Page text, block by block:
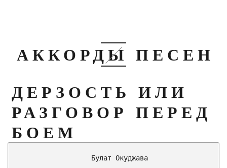
АККОРДЫ ПЕСЕН
ДЕРЗОСТЬ ИЛИ
РАЗГОВОР ПЕРЕД
БОЕМ